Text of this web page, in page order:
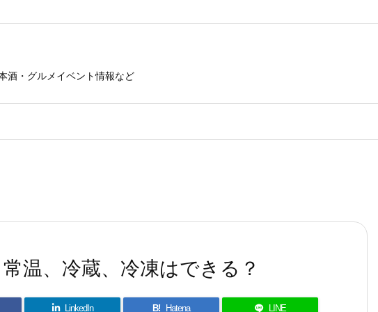
酒・グルメイベント情報など
温、冷蔵、冷凍はできる？
LinkedIn B! Hatena LINE